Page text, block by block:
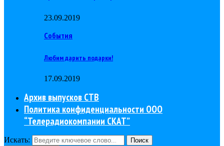
23.09.2019
События
Любим дарить подарки!
17.09.2019
Архив выпусков СТВ
Политика конфиденциальности ООО
“Телерадиокомпании СКАТ”
Искать:
Поиск